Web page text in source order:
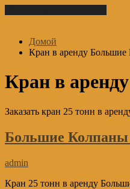
Домой
Кран в аренду
Кран в
Заказать кран 25 тонн в
Большие Колпаны
admin
Кран 25 тонн в аренду